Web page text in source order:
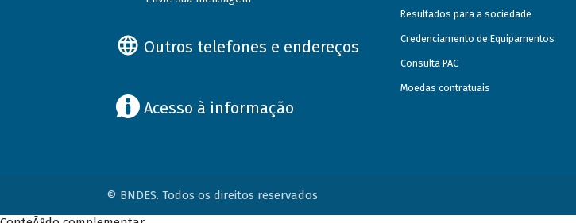
Outros telefones e endereços
Acesso à informação
Resultados para a sociedade
Credenciamento de Equipamentos
Consulta PAC
Moedas contratuais
© BNDES. Todos os direitos reservados